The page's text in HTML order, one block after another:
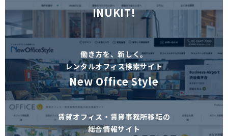
INUKIT!
働き方を、新しく。
レンタルオフィス検索サイト
New Office Style
賃貸オフィス・賃貸事務所移転の
総合情報サイト